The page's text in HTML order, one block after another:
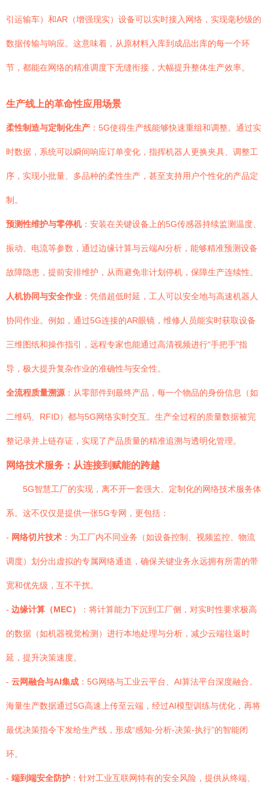
引运输车）和AR（增强现实）设备可以实时接入网络，实现毫秒级的
数据传输与响应。这意味着，从原材料入库到成品出库的每一个环
节，都能在网络的精准调度下无缝衔接，大幅提升整体生产效率。
生产线上的革命性应用场景
柔性制造与定制化生产 ：5G使得生产线能够快速重组和调整。通过实
时数据，系统可以瞬间响应订单变化，指挥机器人更换夹具、调整工
序，实现小批量、多品种的柔性生产，甚至支持用户个性化的产品定
制。
预测性维护与零停机：安装在关键设备上的5G传感器持续监测温度、
振动、电流等参数，通过边缘计算与云端AI分析，能够精准预测设备
故障隐患，提前安排维护，从而避免非计划停机，保障生产连续性。
人机协同与安全作业 ：凭借超低时延，工人可以安全地与高速机器人
协同作业。例如，通过5G连接的AR眼镜，维修人员能实时获取设备
三维图纸和操作指引，远程专家也能通过高清视频进行“手把手”指
导，极大提升复杂作业的准确性与安全性。
全流程质量溯源 ：从零部件到最终产品，每一个物品的身份信息（如
二维码、RFID）都与5G网络实时交互。生产全过程的质量数据被完
整记录并上链存证，实现了产品质量的精准追溯与透明化管理。
网络技术服务：从连接到赋能的跨越
5G智慧工厂的实现，离不开一套强大、定制化的网络技术服务体
系。这不仅仅是提供一张5G专网，更包括：
- 网络切片技术 ：为工厂内不同业务（如设备控制、视频监控、物流
调度）划分出虚拟的专属网络通道，确保关键业务永远拥有所需的带
宽和优先级，互不干扰。
- 边缘计算（MEC） ：将计算能力下沉到工厂侧，对实时性要求极高
的数据（如机器视觉检测）进行本地处理与分析，减少云端往返时
延，提升决策速度。
- 云网融合与AI集成 ：5G网络与工业云平台、AI算法平台深度融合。
海量生产数据通过5G高速上传至云端，经过AI模型训练与优化，再将
最优决策指令下发给生产线，形成“感知-分析-决策-执行”的智能闭
环。
- 端到端安全防护 ：针对工业互联网特有的安全风险，提供从终端、